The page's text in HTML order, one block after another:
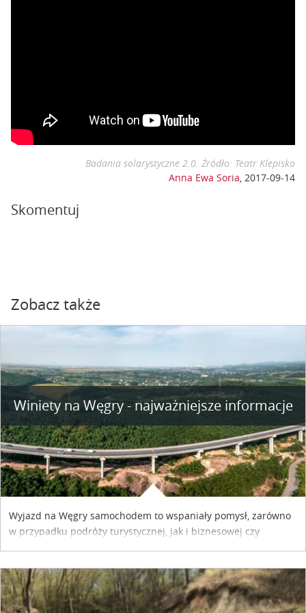
Badania solarystyczne 2.0. Źródło: Teatr Klepisko
Anna Ewa Soria, 2017-09-14
Skomentuj
Zobacz także
Winiety na Węgry - najważniejsze informacje
Wyjazd na Węgry samochodem to wspaniały pomysł, zarówno
w przypadku podróży turystycznej, jak i biznesowej czy
współpracy reklamowej z Hungary Vignette.